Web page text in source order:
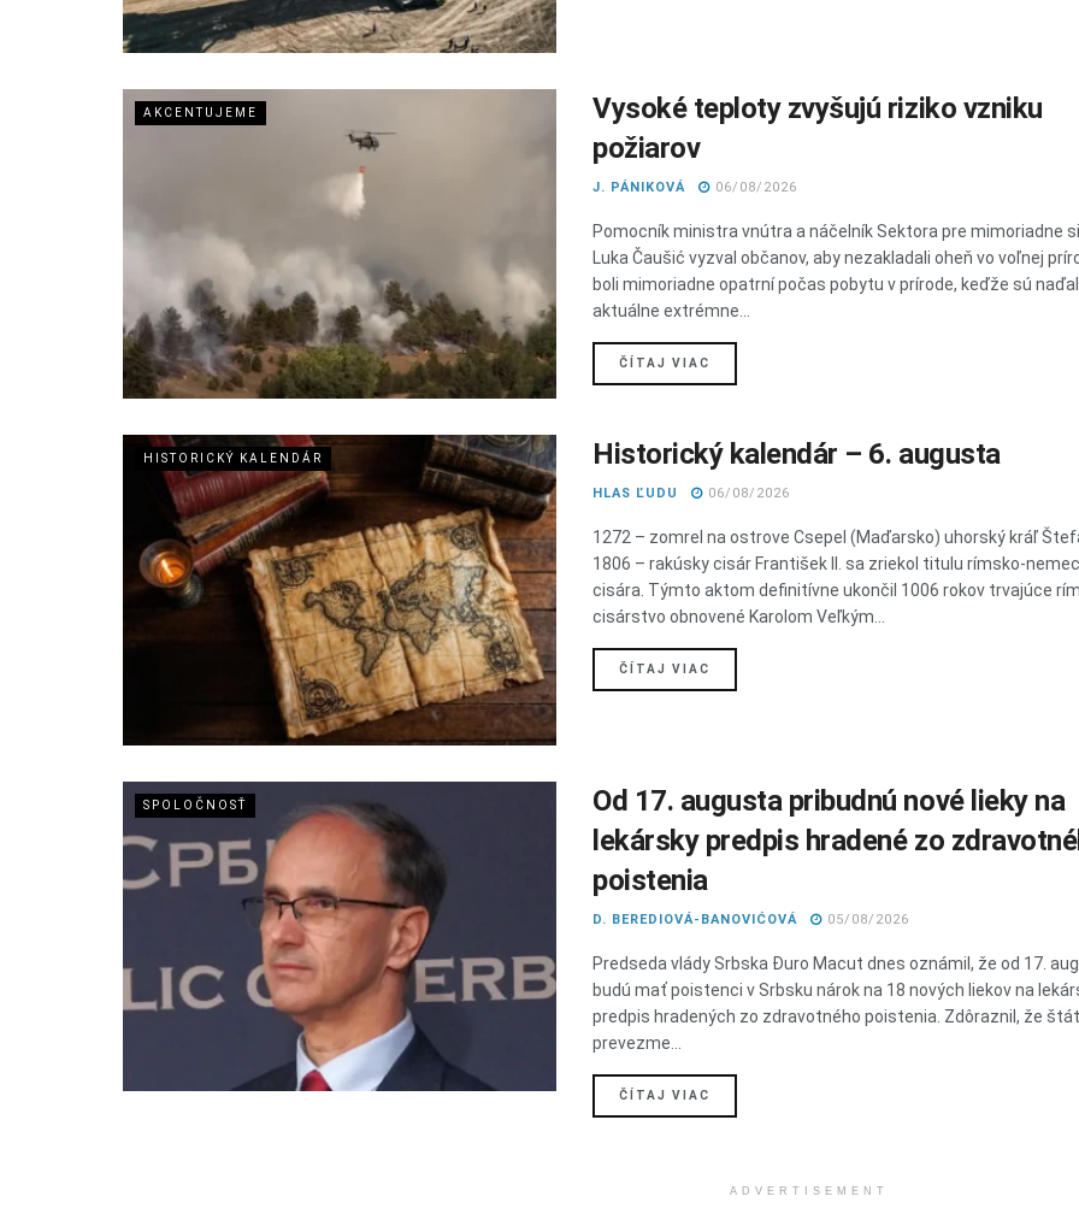
AKCENTUJEME
Vysoké teploty zvyšujú riziko vzniku
požiarov
J. PÁNIKOVÁ 06/08/2026
Pomocník ministra vnútra a náčelník Sektora pre mimoriadne
Luka Čaušić vyzval občanov, aby nezakladali oheň vo voľnej
boli mimoriadne opatrní počas pobytu v prírode, keďže sú
aktuálne extrémne...
ČÍTAJ VIAC
HISTORICKÝ KALENDÁR Historický kalendár – 6. augusta
HLAS ĽUDU 06/08/2026
1272 – zomrel na ostrove Csepel (Maďarsko) uhorský kráľ
1806 – rakúsky cisár František II. sa zriekol titulu rímsko-
cisára. Týmto aktom definitívne ukončil 1006 rokov trvajúce
cisárstvo obnovené Karolom Veľkým...
ČÍTAJ VIAC
SPOLOČNOSŤ
Od 17. augusta pribudnú nové lieky na
lekársky predpis hradené zo
poistenia
D. BEREDIOVÁ-BANOVIĆOVÁ 05/08/2026
Predseda vlády Srbska Đuro Macut dnes oznámil, že od 17.
budú mať poistenci v Srbsku nárok na 18 nových liekov na
predpis hradených zo zdravotného poistenia. Zdôraznil, že štát
prevezme...
ČÍTAJ VIAC
ADVERTISEMENT